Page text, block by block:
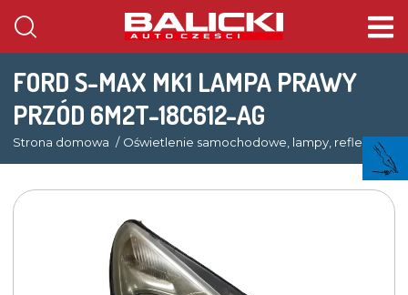
FORD S-MAX MK1 LAMPA PRAWY
PRZÓD 6M2T-18C612-AG
Strona domowa Oświetlenie samochodowe, lampy, reflektory